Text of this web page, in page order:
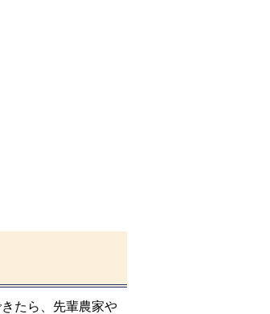
たら、先輩農家や